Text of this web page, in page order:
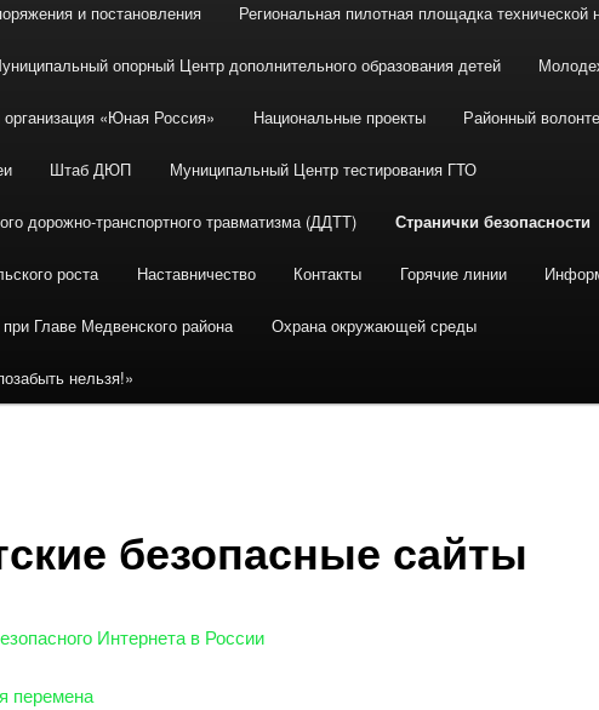
и постановления Региональная пилотная площадка технической
опорный Центр дополнительного образования детей
«Юная Россия» Национальные проекты Районный
Штаб ДЮП Муниципальный Центр тестирования ГТО
дорожно-транспортного травматизма (ДДТТ) Странички безопасности
роста Наставничество Контакты Горячие линии
Главе Медвенского района Охрана окружающей среды
нельзя!»
безопасные сайты
Интернета в России
перемена